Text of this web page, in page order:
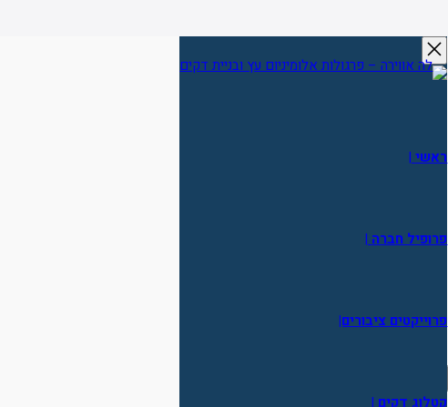
ראשי|
פרופיל חברה |
פרוייקטים ציבורים|
קטלוג דקים |